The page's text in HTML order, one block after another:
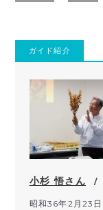
ガイド紹介
小杉 悟さん /
昭和36年2月23